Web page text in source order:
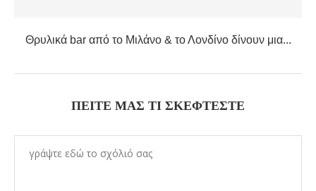
Θρυλικά bar από το Μιλάνο & το Λονδίνο δίνουν μια...
ΠΕΊΤΕ ΜΑΣ ΤΙ ΣΚΈΦΤΕΣΤΕ